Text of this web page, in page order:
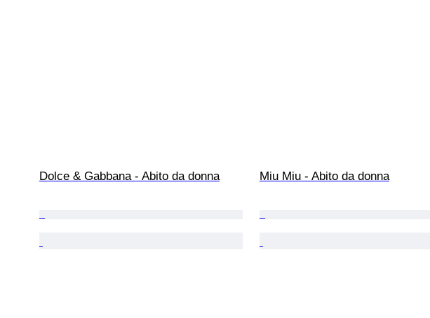
Dolce & Gabbana - Abito da donna Miu Miu - Abito da donna